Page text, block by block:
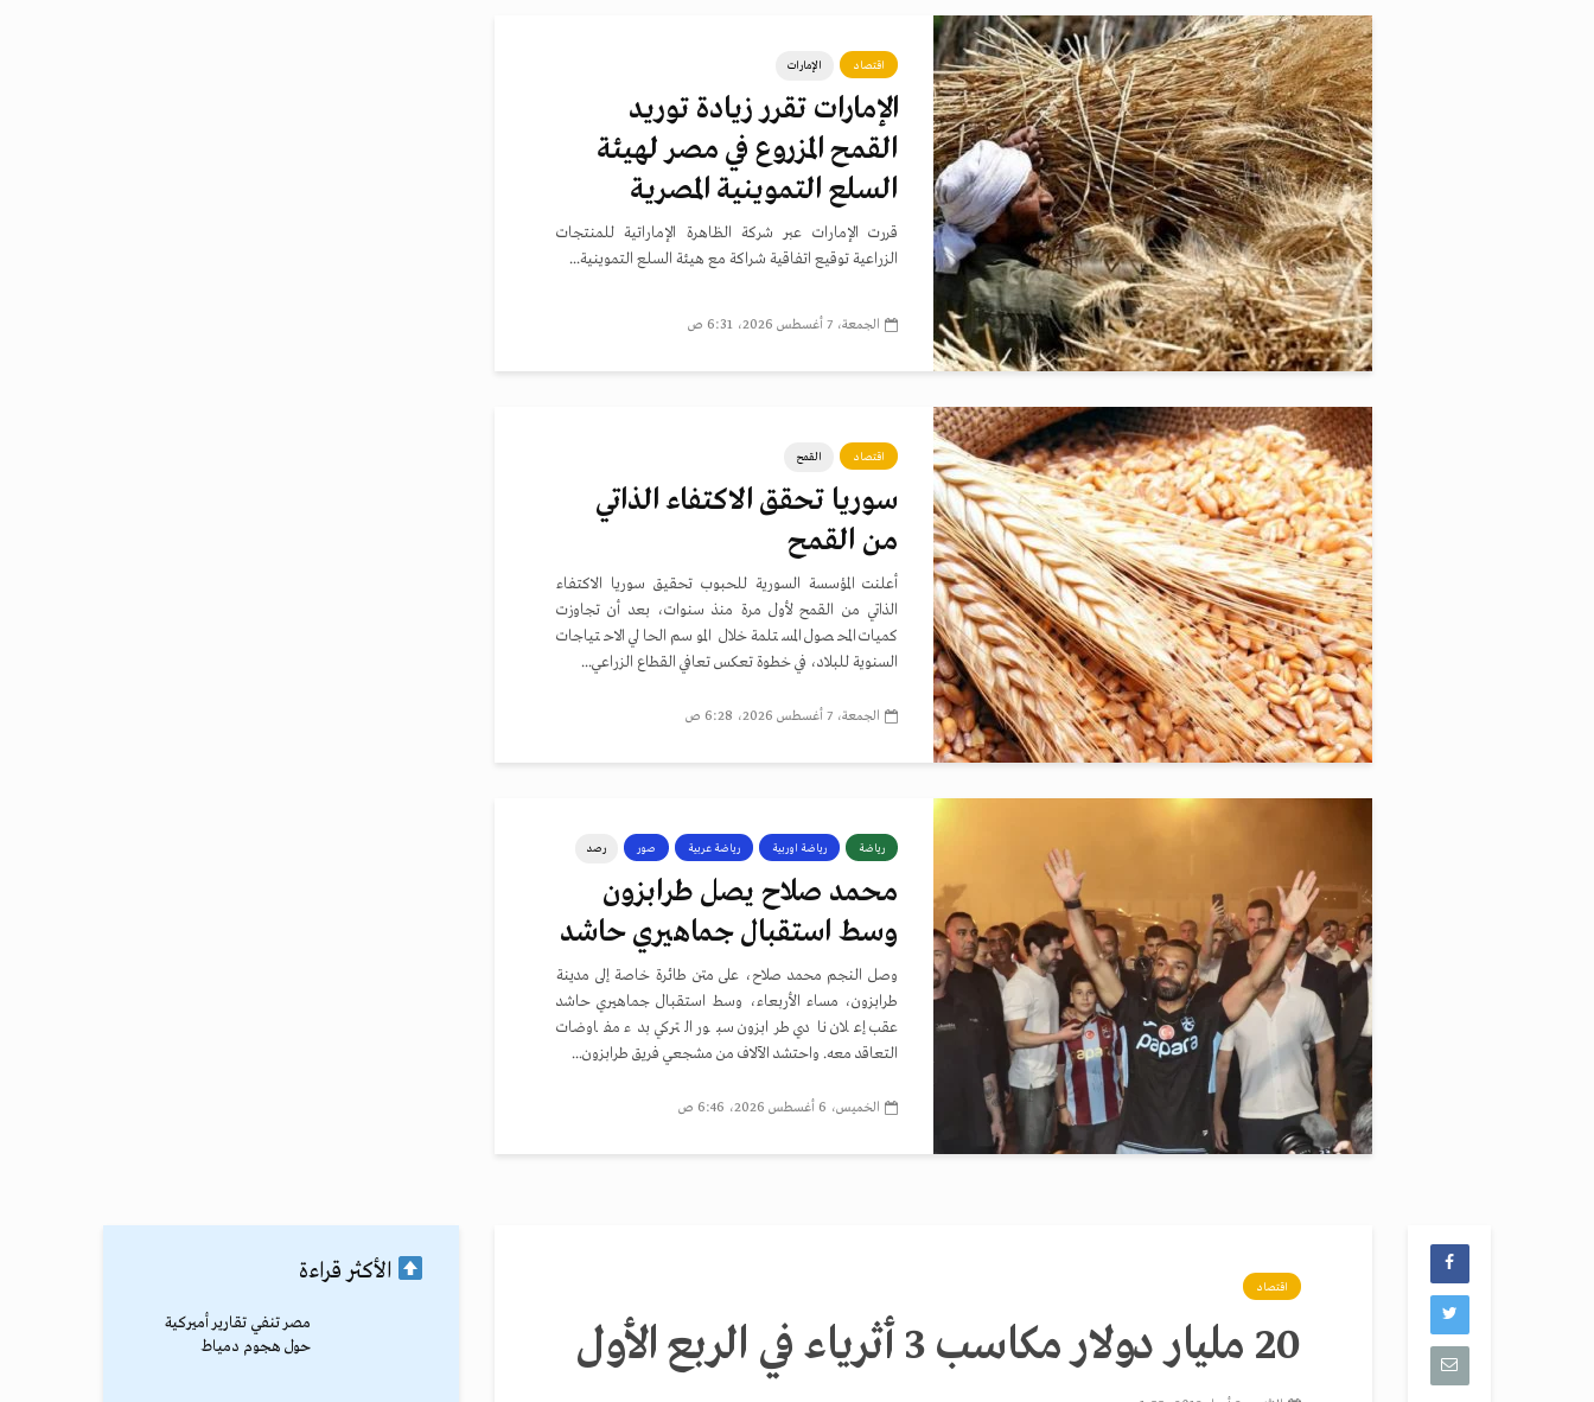
اقتصاد الإمارات
الإمارات تقرر زيادة توريد
القمح المزروع في مصر لهيئة
السلع التموينية المصرية
قررت الإمارات عبر شركة الظاهرة الإماراتية للمنتجات
الزراعية توقيع اتفاقية شراكة مع هيئة السلع التموينية...
الجمعة، 7 أغسطس 2026، 6:31 ص
اقتصاد القمح
سوريا تحقق الاكتفاء الذاتي
من القمح
أعلنت المؤسسة السورية للحبوب تحقيق سوريا الاكتفاء
الذاتي من القمح لأول مرة منذ سنوات، بعد أن تجاوزت
كميات المحصول المستلمة خلال الموسم الحالي الاحتياجات
السنوية للبلاد، في خطوة تعكس تعافي القطاع الزراعي...
الجمعة، 7 أغسطس 2026، 6:28 ص
رياضة رياضة اوربية رياضة عربية صور رصد
محمد صلاح يصل طرابزون
وسط استقبال جماهيري حاشد
وصل النجم محمد صلاح، على متن طائرة خاصة إلى مدينة
طرابزون، مساء الأربعاء، وسط استقبال جماهيري حاشد
عقب إعلان نادي طرابزون سبور التركي بدء مفاوضات
التعاقد معه. واحتشد الآلاف من مشجعي فريق طرابزون...
الخميس، 6 أغسطس 2026، 6:46 ص
اقتصاد
20 مليار دولار مكاسب 3 أثرياء في الربع الأول
الأكثر قراءة
مصر تنفي تقارير أميركية
حول هجوم دمياط